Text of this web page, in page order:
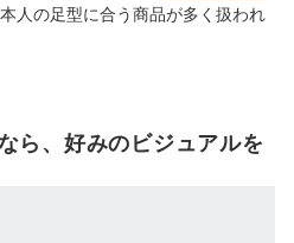
人の足型に合う商品が多く扱われ
ら、好みのビジュアルを